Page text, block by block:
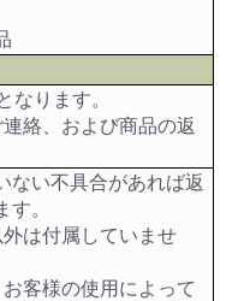
なります。
絡、および商品の返
ない不具合があれば返
。
は付属していませ
客様の使用によって